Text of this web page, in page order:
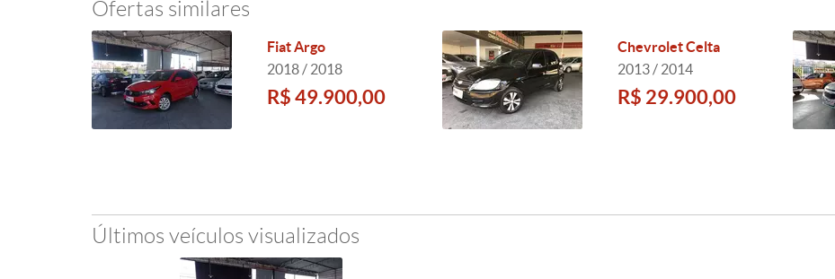
Ofertas similares
Fiat Argo
2018 / 2018
R$ 49.900,00
Chevrolet Celta
2013 / 2014
R$ 29.900,00
Últimos veículos visualizados